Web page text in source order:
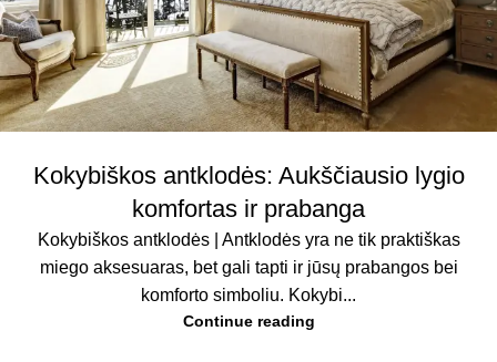
Kokybiškos antklodės: Aukščiausio lygio
komfortas ir prabanga
Kokybiškos antklodės | Antklodės yra ne tik praktiškas
miego aksesuaras, bet gali tapti ir jūsų prabangos bei
komforto simboliu. Kokybi...
Continue reading